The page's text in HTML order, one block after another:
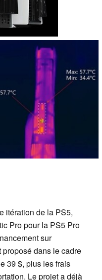
itération de la PS5,
Pro pour la PS5 Pro
sur
dans le cadre
39 $, plus les frais
Le projet a déjà